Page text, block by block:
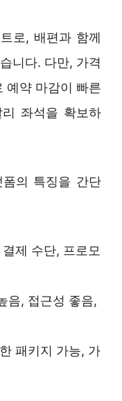
로, 배편과 함께
니다. 다만, 가격
예약 마감이 빠른
좌석을 확보하
의 특징을 간단
제 수단, 프로모
음, 접근성 좋음,
패키지 가능, 가